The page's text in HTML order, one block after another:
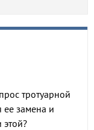
тротуарной
ее замена и
этой?